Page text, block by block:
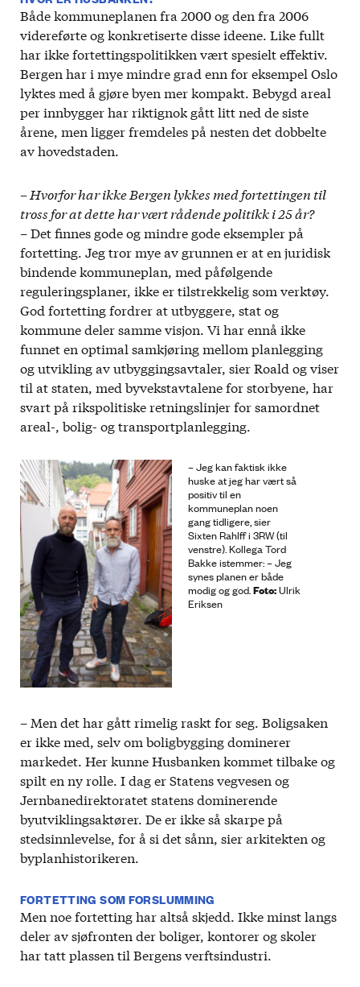
Både kommuneplanen fra 2000 og den fra 2006
videreførte og konkretiserte disse ideene. Like fullt
har ikke fortettingspolitikken vært spesielt effektiv.
Bergen har i mye mindre grad enn for eksempel Oslo
lyktes med å gjøre byen mer kompakt. Bebygd areal
per innbygger har riktignok gått litt ned de siste
årene, men ligger fremdeles på nesten det dobbelte
av hovedstaden.
– Hvorfor har ikke Bergen lykkes med fortettingen til
tross for at dette har vært rådende politikk i 25 år?
– Det finnes gode og mindre gode eksempler på
fortetting. Jeg tror mye av grunnen er at en juridisk
bindende kommuneplan, med påfølgende
reguleringsplaner, ikke er tilstrekkelig som verktøy.
God fortetting fordrer at utbyggere, stat og
kommune deler samme visjon. Vi har ennå ikke
funnet en optimal samkjøring mellom planlegging
og utvikling av utbyggingsavtaler, sier Roald og viser
til at staten, med byvekstavtalene for storbyene, har
svart på rikspolitiske retningslinjer for samordnet
areal-, bolig- og transportplanlegging.
– Jeg kan faktisk ikke
huske at jeg har vært så
positiv til en
kommuneplan noen
gang tidligere, sier
Sixten Rahlff i 3RW (til
venstre). Kollega Tord
Bakke istemmer: – Jeg
synes planen er både
modig og god.Foto:Ulrik
Eriksen
– Men det har gått rimelig raskt for seg. Boligsaken
er ikke med, selv om boligbygging dominerer
markedet. Her kunne Husbanken kommet tilbake og
spilt en ny rolle. I dag er Statens vegvesen og
Jernbanedirektoratet statens dominerende
byutviklingsaktører. De er ikke så skarpe på
stedsinnlevelse, for å si det sånn, sier arkitekten og
byplanhistorikeren.
FORTETTING SOM FORSLUMMING
Men noe fortetting har altså skjedd. Ikke minst langs
deler av sjøfronten der boliger, kontorer og skoler
har tatt plassen til Bergens verftsindustri.